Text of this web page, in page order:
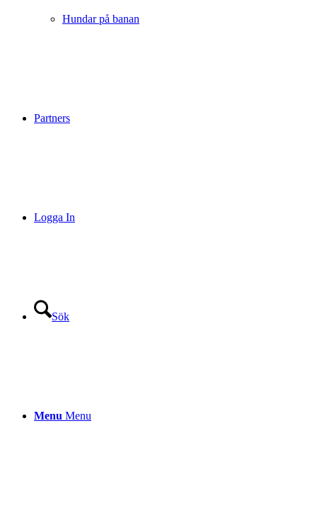
Hundar på banan
Partners
Logga In
Sök
Menu Menu